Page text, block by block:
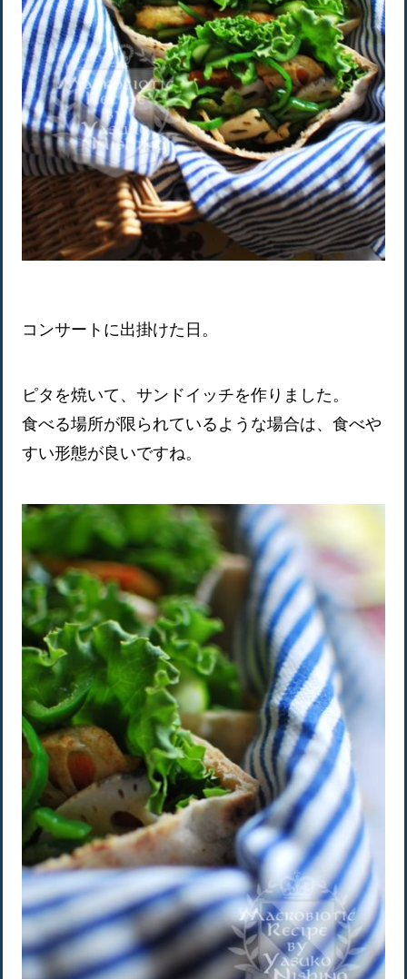
コンサートに出掛けた日。
ピタを焼いて、サンドイッチを作りました。
食べる場所が限られているような場合は、食べや
すい形態が良いですね。